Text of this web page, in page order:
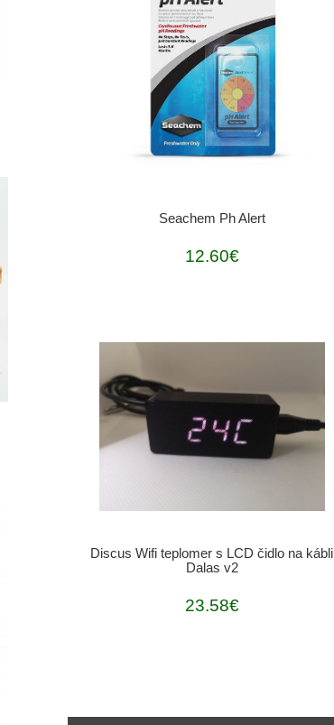
Seachem Ph Alert
12.60€
Discus Wifi teplomer s LCD čidlo na kábli
Dalas v2
23.58€